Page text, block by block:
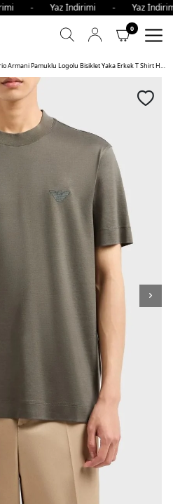
- Yaz İndirimi - Yaz
0
Emporio Armani Pamuklu Logolu Bisiklet Yaka Erkek T Shirt HAKİ